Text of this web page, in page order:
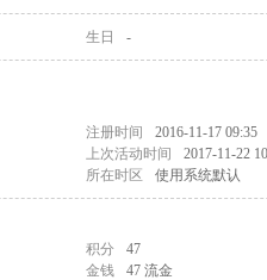
生日 -
注册时间
2016-11-17 09:35
上次活动时间
2017-11-22
所在时区 使用系统默认
积分
47
金钱 47 流金